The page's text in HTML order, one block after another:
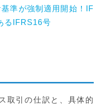
準が強制適用開始！IF
るIFRS16号
取引の仕訳と、具体的